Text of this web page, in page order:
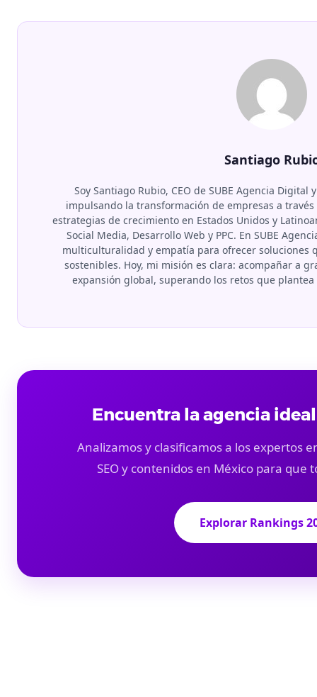
Santiago
Soy Santiago Rubio, CEO de SUBE Agencia
impulsando la transformación de empresas a
estrategias de crecimiento en Estados Unidos y
Social Media, Desarrollo Web y PPC. En SUBE
multiculturalidad y empatía para ofrecer soluciones
sostenibles. Hoy, mi misión es clara: acompañar a
expansión global, superando los retos que
Encuentra la agencia
Analizamos y clasificamos a los expertos
SEO y contenidos en México para que
Explorar Rankings